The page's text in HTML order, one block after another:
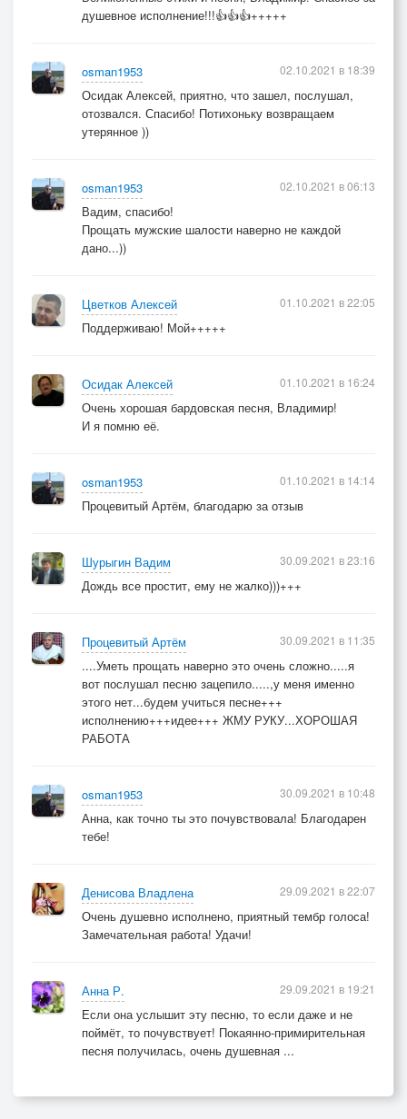
душевное исполнение!!!👍👍👍+++++
osman1953
Осидак Алексей, приятно, что зашел, послушал,
отозвался. Спасибо! Потихоньку возвращаем
утерянное ))
02.10.2021 в 18:39
osman1953
Вадим, спасибо!
Прощать мужские шалости наверно не каждой
дано...))
02.10.2021 в 06:13
Цветков Алексей
Поддерживаю! Мой+++++
01.10.2021 в 22:05
Осидак Алексей
Очень хорошая бардовская песня, Владимир!
И я помню её.
01.10.2021 в 16:24
osman1953
Процевитый Артём, благодарю за отзыв
01.10.2021 в 14:14
Шурыгин Вадим
Дождь все простит, ему не жалко)))+++
30.09.2021 в 23:16
Процевитый Артём
....Уметь прощать наверно это очень сложно.....я
вот послушал песню зацепило.....,у меня именно
этого нет...будем учиться песне+++
исполнению+++идее+++ ЖМУ РУКУ...ХОРОШАЯ
РАБОТА
30.09.2021 в 11:35
osman1953
Анна, как точно ты это почувствовала! Благодарен
тебе!
30.09.2021 в 10:48
Денисова Владлена
Очень душевно исполнено, приятный тембр голоса!
Замечательная работа! Удачи!
29.09.2021 в 22:07
Анна Р.
Если она услышит эту песню, то если даже и не
поймёт, то почувствует! Покаянно-примирительная
песня получилась, очень душевная ...
29.09.2021 в 19:21